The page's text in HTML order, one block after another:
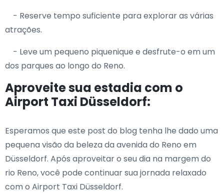
- Reserve tempo suficiente para explorar as várias
atrações.
- Leve um pequeno piquenique e desfrute-o em um
dos parques ao longo do Reno.
Aproveite sua estadia com o
Airport Taxi Düsseldorf:
Esperamos que este post do blog tenha lhe dado uma
pequena visão da beleza da avenida do Reno em
Düsseldorf. Após aproveitar o seu dia na margem do
rio Reno, você pode continuar sua jornada relaxado
com o Airport Taxi Düsseldorf.